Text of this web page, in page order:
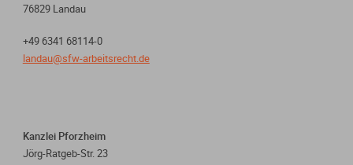
76829 Landau
+49 6341 68114-0
landau@sfw-arbeitsrecht.de
Kanzlei Pforzheim
Jörg-Ratgeb-Str. 23